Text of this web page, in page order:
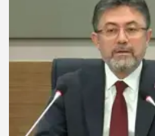
6.08.2026 Politika